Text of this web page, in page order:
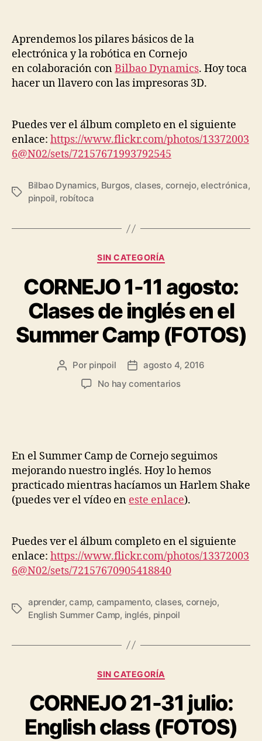
Aprendemos los pilares básicos de la
electrónica y la robótica en Cornejo
en colaboración conBilbao Dynamics. Hoy toca
hacer un llavero con las impresoras 3D.
Puedes ver el álbum completo en el siguiente
enlace: https://www.flickr.com/photos/13372003
6@N02/sets/72157671993792545
Bilbao Dynamics, Burgos, clases, cornejo,electrónica,
pinpoil, robítoca
SIN CATEGORÍA
CORNEJO 1-11 agosto:
Clases de inglés en el
Summer Camp (FOTOS)
Por pinpoil
agosto 4, 2016
No hay comentarios
En el Summer Camp de Cornejo seguimos
mejorando nuestro inglés. Hoy lo hemos
practicado mientras hacíamos un Harlem Shake
(puedes ver el vídeo en este enlace).
Puedes ver el álbum completo en el siguiente
enlace: https://www.flickr.com/photos/13372003
6@N02/sets/72157670905418840
aprender,camp, campamento, clases, cornejo,
English Summer Camp, inglés, pinpoil
SIN CATEGORÍA
CORNEJO 21-31 julio:
English class (FOTOS)